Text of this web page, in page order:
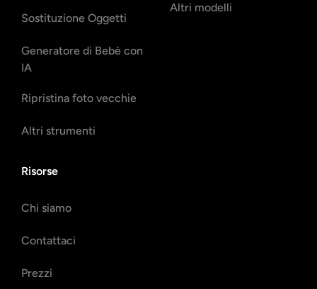
Sostituzione Oggetti
Generatore di Bebè con
IA
Ripristina foto vecchie
Altri strumenti
Altri modelli
Risorse
Chi siamo
Contattaci
Prezzi